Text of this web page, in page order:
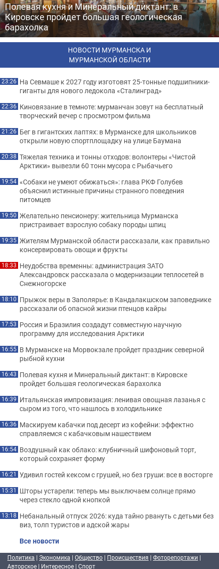
Полевая кухня и Минеральный диктант: в
Кировске пройдет большая геологическая
барахолка
НОВОСТИ МУРМАНСКА И
МУРМАНСКОЙ ОБЛАСТИ
23:26 На Севмаше к 2027 году изготовят 25-тонные подшипники-
гиганты для нового ледокола «Сталинград»
22:36 Киновязание в темноте: мурманчан зовут на бесплатный
творческий вечер с просмотром фильма
21:26 Бег в гигантских лаптях: в Мурманске для школьников
открыли новую спортплощадку на улице Баумана
20:38 Тяжелая техника и тонны отходов: волонтеры «Чистой
Арктики» вывезли 60 тонн мусора с Рыбачьего
19:54 «Собаки не умеют обижаться»: глава РКФ Голубев
объяснил истинные причины странного поведения
питомцев
19:50 Желательно пенсионеру: жительница Мурманска
пристраивает взрослую собаку породы шпиц
19:35 Жителям Мурманской области рассказали, как правильно
консервировать овощи и фрукты
18:33 Неудобства временны: администрация ЗАТО
Александровск рассказала о модернизации теплосетей в
Снежногорске
18:10 Прыжок веры в Заполярье: в Кандалакшском заповеднике
рассказали об опасной жизни птенцов кайры
17:53 Россия и Бразилия создадут совместную научную
программу для исследования Арктики
16:55 В Мурманске на Морвокзале пройдет праздник северной
рыбной кухни
16:43 Полевая кухня и Минеральный диктант: в Кировске
пройдет большая геологическая барахолка
16:39 Итальянская импровизация: ленивая овощная лазанья с
сыром из того, что нашлось в холодильнике
16:36 Маскируем кабачки под десерт из кофейни: эффектно
справляемся с кабачковым нашествием
16:54 Воздушный как облако: клубничный шифоновый торт,
который сохраняет форму
16:21 Удивил гостей кексом с грушей, но без груши: все в восторге
15:31 Шторы устарели: теперь мы выключаем солнце прямо
через стекло одной кнопкой
13:18 Небанальный отпуск 2026: куда тайно рвануть с детьми без
виз, толп туристов и адской жары
Все новости
Политика | Экономика | Общество | Происшествия | Фоторепортажи |
Авторское | Интересное | Спорт